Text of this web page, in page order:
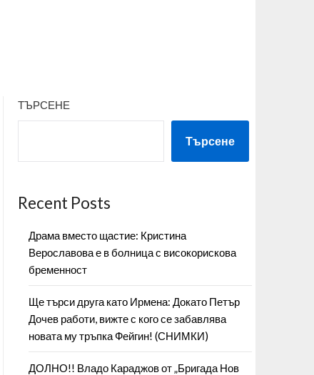
ТЪРСЕНЕ
Търсене
Recent Posts
Драма вместо щастие: Кристина
Верославова е в болница с високорискова
бременност
Ще търси друга като Ирмена: Докато Петър
Дочев работи, вижте с кого се забавлява
новата му тръпка Фейгин! (СНИМКИ)
ДОЛНО!! Владо Караджов от „Бригада Нов